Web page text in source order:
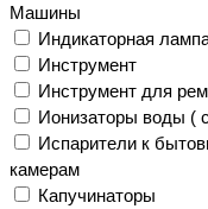
Машины
Индикаторная
Инструмент
Инструмент для
Ионизаторы воды (
Испарители к
камерам
Капучинаторы